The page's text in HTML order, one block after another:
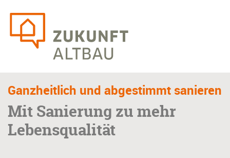
Skip
main
Ganzheitlich und abgestimmt sanieren
Mit Sanierung zu mehr
Lebensqualität